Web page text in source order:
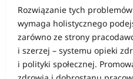
Rozwiązanie tych problemów
wymaga holistycznego
zarówno ze strony
i szerzej – systemu opieki
i polityki społecznej.